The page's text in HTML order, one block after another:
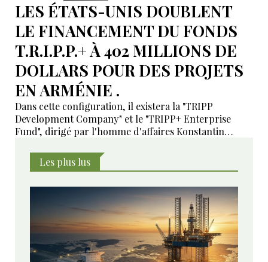
LES ÉTATS-UNIS DOUBLENT
LE FINANCEMENT DU FONDS
T.R.I.P.P.+ À 402 MILLIONS DE
DOLLARS POUR DES PROJETS
EN ARMÉNIE .
Dans cette configuration, il existera la "TRIPP
Development Company" et le "TRIPP+ Enterprise
Fund", dirigé par l'homme d'affaires Konstantin
Les plus lus